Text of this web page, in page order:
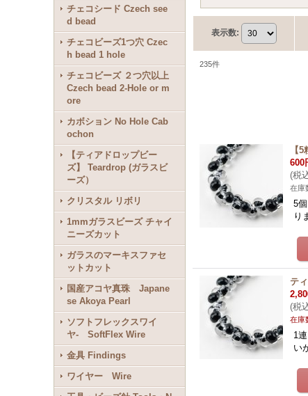
チェコシード Czech see
d bead
チェコビーズ1つ穴 Czec
h bead 1 hole
チェコビーズ ２つ穴以上
Czech bead 2-Hole or m
ore
カボション No Hole Cab
ochon
【ティアドロップビー
ズ】 Teardrop (ガラスビ
ーズ）
クリスタル リボリ
1mmガラスビーズ チャイ
ニーズカット
ガラスのマーキスファセ
ットカット
国産アコヤ真珠 Japane
se Akoya Pearl
ソフトフレックスワイ
ヤ- SoftFlex Wire
金具 Findings
ワイヤー Wire
表示数:
235件
【
600
(税
在
5
り
テ
(税
在庫
1
い